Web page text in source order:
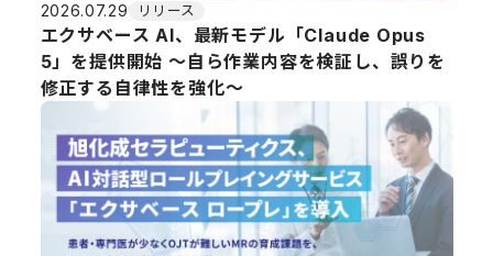
2026.07.29 リリース
エクサベース AI、最新モデル「Claude Opus
5」を提供開始 ～自ら作業内容を検証し、誤りを
修正する自律性を強化～